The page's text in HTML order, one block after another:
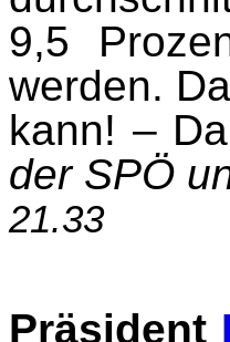
9,5
werden.
kann! –
der SPÖ
21.33
Präsident